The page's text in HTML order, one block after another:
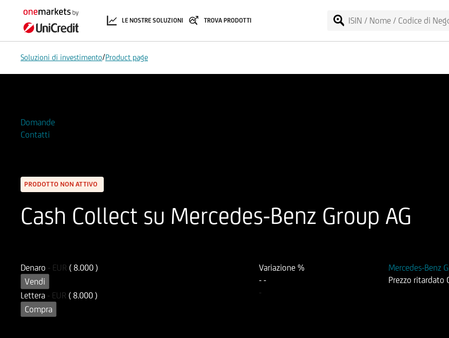
LE NOSTRE SOLUZIONI TROVA PRODOTTI
Soluzioni di investimento/Product page
Domande
Contatti
PRODOTTO NON ATTIVO
Cash Collect su Mercedes-Benz Group AG
Denaro - EUR ( 8.000 )
Vendi
Lettera - EUR ( 8.000 )
Compra
Variazione %
--
-
Mercedes-Benz
Prezzo ritardato